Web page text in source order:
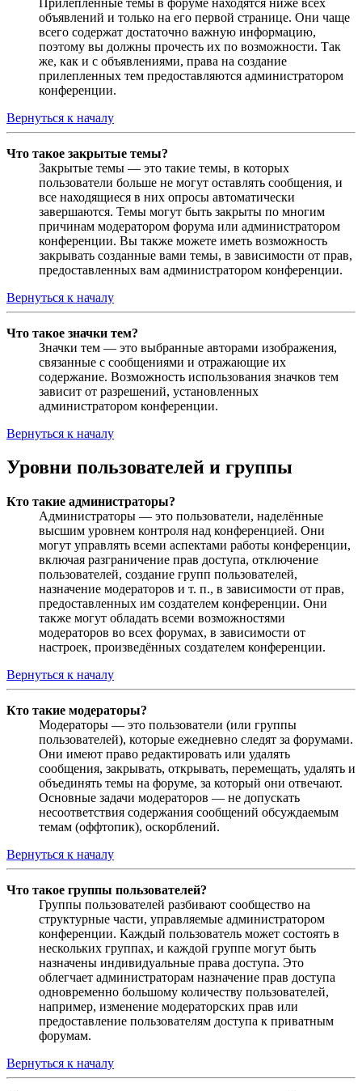
объявлений и только на его первой странице. Они чаще
всего содержат достаточно важную информацию,
поэтому вы должны прочесть их по возможности. Так
же, как и с объявлениями, права на создание
прилепленных тем предоставляются администратором
конференции.
Вернуться к началу
Что такое закрытые темы?
Закрытые темы — это такие темы, в которых
пользователи больше не могут оставлять сообщения, и
все находящиеся в них опросы автоматически
завершаются. Темы могут быть закрыты по многим
причинам модератором форума или администратором
конференции. Вы также можете иметь возможность
закрывать созданные вами темы, в зависимости от прав,
предоставленных вам администратором конференции.
Вернуться к началу
Что такое значки тем?
Значки тем — это выбранные авторами изображения,
связанные с сообщениями и отражающие их
содержание. Возможность использования значков тем
зависит от разрешений, установленных
администратором конференции.
Вернуться к началу
Уровни пользователей и группы
Кто такие администраторы?
Администраторы — это пользователи, наделённые
высшим уровнем контроля над конференцией. Они
могут управлять всеми аспектами работы конференции,
включая разграничение прав доступа, отключение
пользователей, создание групп пользователей,
назначение модераторов и т. п., в зависимости от прав,
предоставленных им создателем конференции. Они
также могут обладать всеми возможностями
модераторов во всех форумах, в зависимости от
настроек, произведённых создателем конференции.
Вернуться к началу
Кто такие модераторы?
Модераторы — это пользователи (или группы
пользователей), которые ежедневно следят за форумами.
Они имеют право редактировать или удалять
сообщения, закрывать, открывать, перемещать, удалять и
объединять темы на форуме, за который они отвечают.
Основные задачи модераторов — не допускать
несоответствия содержания сообщений обсуждаемым
темам (оффтопик), оскорблений.
Вернуться к началу
Что такое группы пользователей?
Группы пользователей разбивают сообщество на
структурные части, управляемые администратором
конференции. Каждый пользователь может состоять в
нескольких группах, и каждой группе могут быть
назначены индивидуальные права доступа. Это
облегчает администраторам назначение прав доступа
одновременно большому количеству пользователей,
например, изменение модераторских прав или
предоставление пользователям доступа к приватным
форумам.
Вернуться к началу